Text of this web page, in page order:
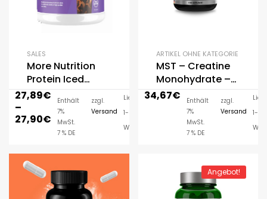
SALES
More Nutrition
Protein Iced
COFFEE 500g
27,89€
–
27,90€
Enthält
7%
MwSt.
7 % DE
zzgl.
Versand
Lieferzeit:
1-3
Werktage
ARTIKEL OHNE KATEGORIE
MST – Creatine
Monohydrate –
300 Kapseln
34,67€
Enthält
7%
MwSt.
7 % DE
zzgl.
Versand
1-3
Angebot!